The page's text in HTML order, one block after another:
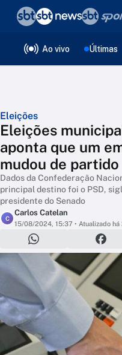
Ao vivo Últimas
Eleições
Eleições
aponta que um
mudou de partido
Dados da Confederação
principal destino foi o PSD,
presidente do Senado
C
Carlos Catelan
15/08/2024, 15:37 • Atualizado há
❮voltar
Editorias